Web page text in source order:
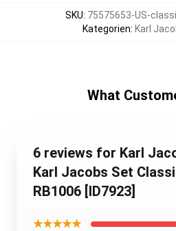
SKU: 75575653-US-
Kategorien: Karl
What
6 reviews for Karl
Karl Jacobs Set
RB1006 [ID7923]
★★★★★